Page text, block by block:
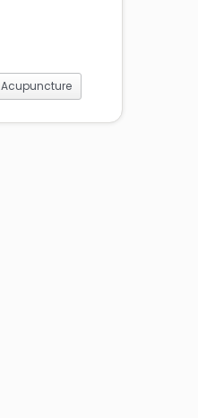
Acupuncture